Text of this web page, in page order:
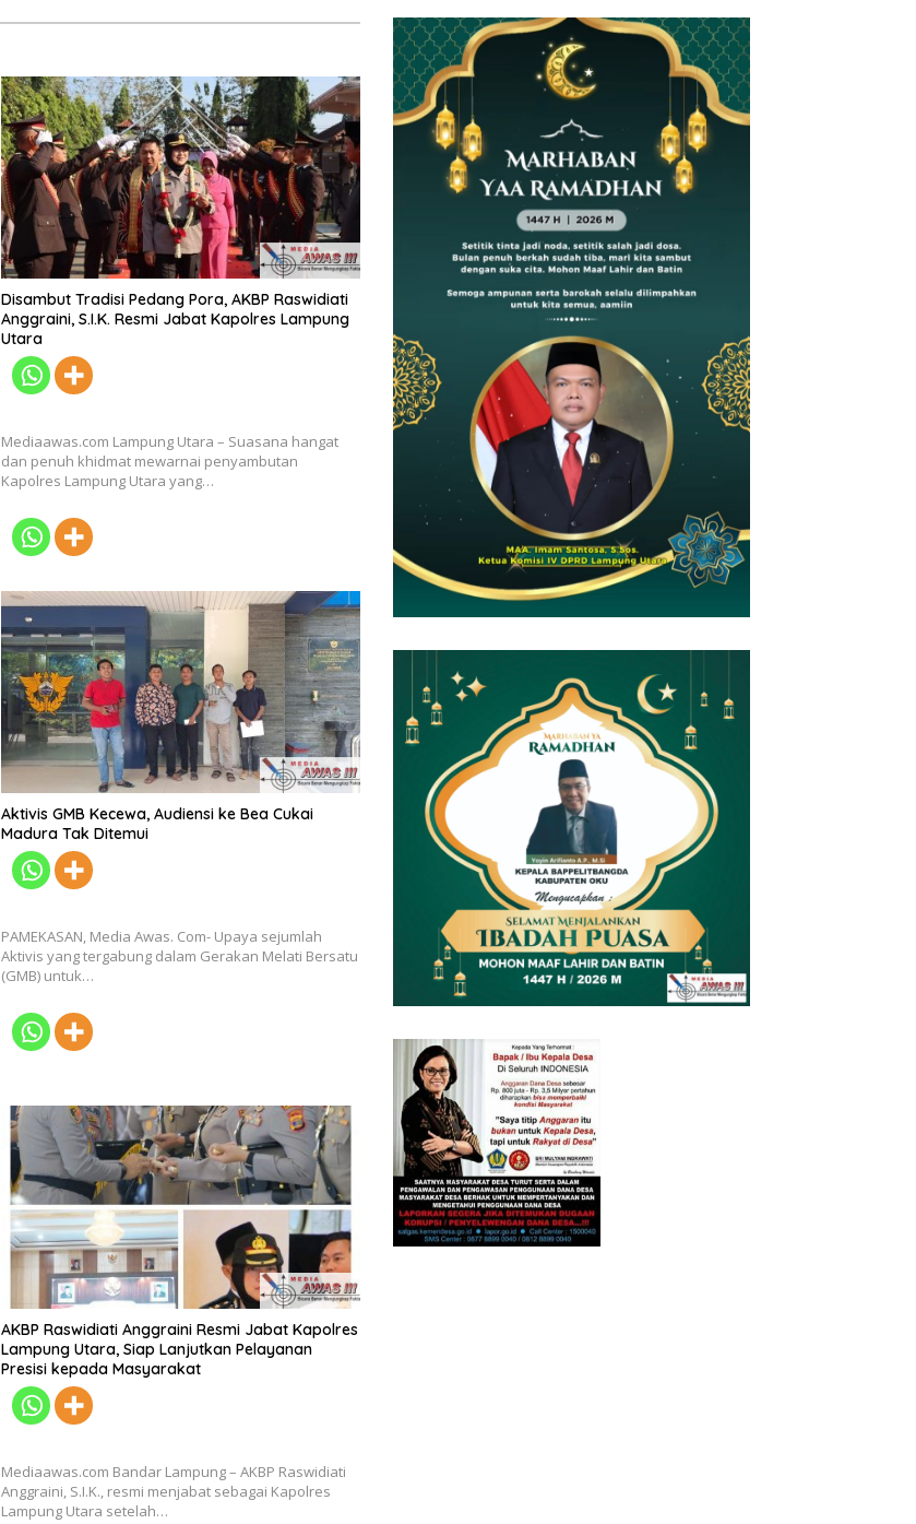
Disambut Tradisi Pedang Pora, AKBP Raswidiati
Anggraini, S.I.K. Resmi Jabat Kapolres Lampung
Utara
Mediaawas.com Lampung Utara – Suasana hangat
dan penuh khidmat mewarnai penyambutan
Kapolres Lampung Utara yang…
Aktivis GMB Kecewa, Audiensi ke Bea Cukai
Madura Tak Ditemui
PAMEKASAN, Media Awas. Com- Upaya sejumlah
Aktivis yang tergabung dalam Gerakan Melati Bersatu
(GMB) untuk…
AKBP Raswidiati Anggraini Resmi Jabat Kapolres
Lampung Utara, Siap Lanjutkan Pelayanan
Presisi kepada Masyarakat
Mediaawas.com Bandar Lampung – AKBP Raswidiati
Anggraini, S.I.K., resmi menjabat sebagai Kapolres
Lampung Utara setelah…